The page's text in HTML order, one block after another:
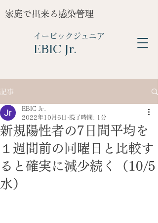
家庭で出来る感染管理
イービックジュニア
​EBIC Jr.
記事
新規陽性者の7日間平均を
１週間前の同曜日と比較す
ると確実に減少続く（10/5
水）
EBIC Jr.
2022年10月6日
読了時間: 1分